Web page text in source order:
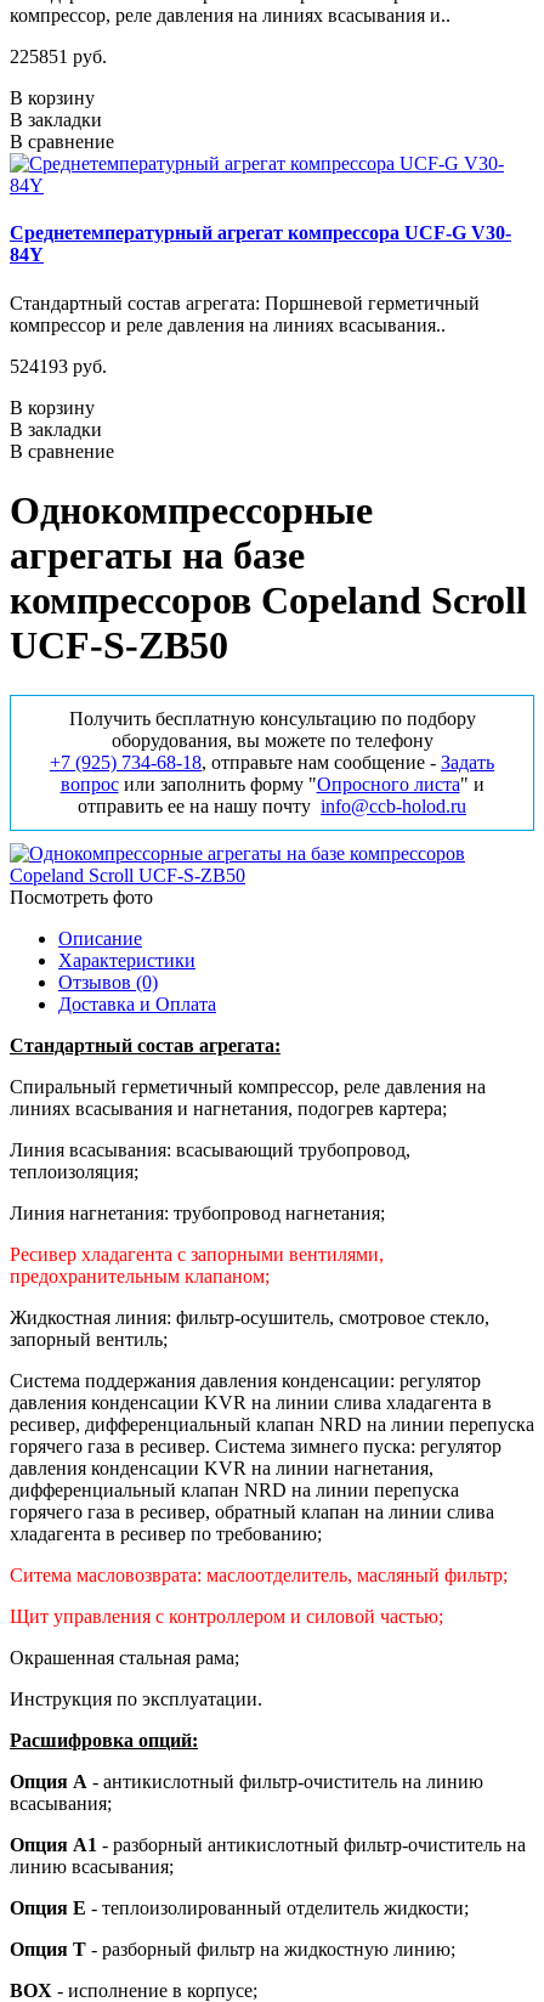
компрессор, реле давления на линиях всасывания и..
225851 руб.
В корзину
В закладки
В сравнение
Среднетемпературный агрегат компрессора UCF-G V30-
84Y
Стандартный состав агрегата: Поршневой герметичный
компрессор и реле давления на линиях всасывания..
524193 руб.
В корзину
В закладки
В сравнение
Однокомпрессорные
агрегаты на базе
компрессоров Copeland Scroll
UCF-S-ZB50
Получить бесплатную консультацию по подбору
оборудования, вы можете по телефону
+7 (925) 734‑68‑18, отправьте нам сообщение - Задать
вопросили заполнить форму "Опросного листа" и
отправить ее на нашу почту info@ccb-holod.ru
Посмотреть фото
Описание
Характеристики
Отзывов (0)
Доставка и Оплата
Стандартный состав агрегата:
Спиральный герметичный компрессор, реле давления на
линиях всасывания и нагнетания, подогрев картера;
Линия всасывания: всасывающий трубопровод,
теплоизоляция;
Линия нагнетания: трубопровод нагнетания;
Ресивер хладагента с запорными вентилями,
предохранительным клапаном;
Жидкостная линия: фильтр-осушитель, смотровое стекло,
запорный вентиль;
Система поддержания давления конденсации: регулятор
давления конденсации KVR на линии слива хладагента в
ресивер, дифференциальный клапан NRD на линии перепуска
горячего газа в ресивер. Система зимнего пуска: регулятор
давления конденсации KVR на линии нагнетания,
дифференциальный клапан NRD на линии перепуска
горячего газа в ресивер, обратный клапан на линии слива
хладагента в ресивер по требованию;
Ситема масловозврата: маслоотделитель, масляный фильтр;
Щит управления с контроллером и силовой частью;
Окрашенная стальная рама;
Инструкция по эксплуатации.
Расшифровка опций:
Опция А - антикислотный фильтр-очиститель на линию
всасывания;
Опция А1 - разборный антикислотный фильтр-очиститель на
линию всасывания;
Опция Е - теплоизолированный отделитель жидкости;
Опция Т - разборный фильтр на жидкостную линию;
BOX - исполнение в корпусе;